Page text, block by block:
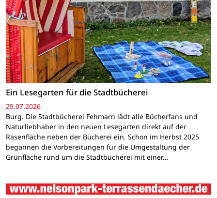
Ein Lesegarten für die Stadtbücherei
29.07.2026
Burg. Die Stadtbücherei Fehmarn lädt alle Bücherfans und
Naturliebhaber in den neuen Lesegarten direkt auf der
Rasenfläche neben der Bücherei ein. Schon im Herbst 2025
begannen die Vorbereitungen für die Umgestaltung der
Grünfläche rund um die Stadtbücherei mit einer…